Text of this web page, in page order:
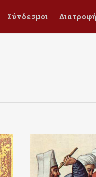
Σύνδεσμοι Διατροφή